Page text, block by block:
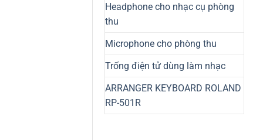
Headphone cho nhạc cụ phòng
thu
Microphone cho phòng thu
Trống điện tử dùng làm nhạc
ARRANGER KEYBOARD ROLAND
RP-501R